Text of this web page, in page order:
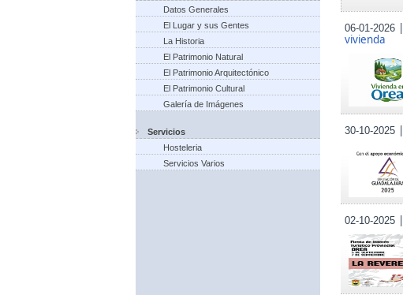
Datos Generales
El Lugar y sus Gentes
La Historia
El Patrimonio Natural
El Patrimonio Arquitectónico
El Patrimonio Cultural
Galería de Imágenes
Servicios
Hosteleria
Servicios Varios
06-01-2026 |
vivienda
30-10-2025 |
02-10-2025 |